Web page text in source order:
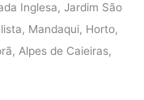
Inglesa, Jardim São
Mandaqui, Horto,
Alpes de Caieiras,